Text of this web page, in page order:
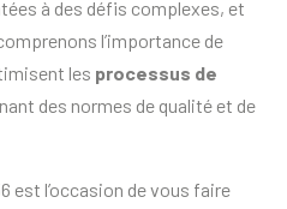
à des défis complexes, et
l’importance de
les processus de
des normes de qualité et de
est l’occasion de vous faire